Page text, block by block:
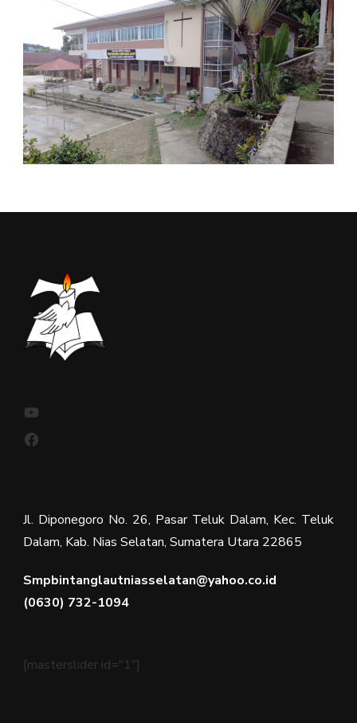
Jl. Diponegoro No. 26, Pasar Teluk Dalam, Kec. Teluk
Dalam, Kab. Nias Selatan, Sumatera Utara 22865
Smpbintanglautniasselatan@yahoo.co.id
(0630) 732-1094
[masterslider id="1"]